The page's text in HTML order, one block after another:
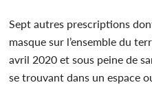
Sept autres prescriptions
masque sur l’ensemble du
avril 2020 et sous peine de
se trouvant dans un espace